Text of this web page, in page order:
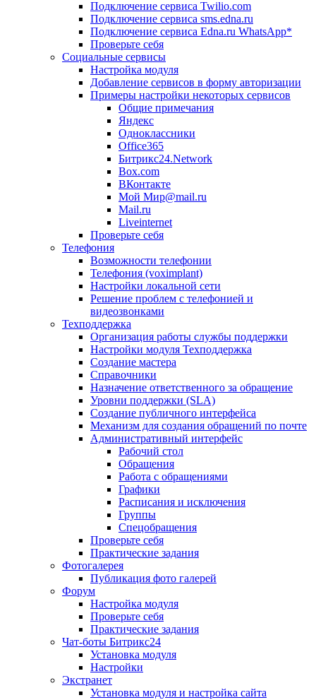
Подключение сервиса Twilio.com
Подключение сервиса sms.edna.ru
Подключение сервиса Edna.ru WhatsApp*
Проверьте себя
Социальные сервисы
Настройка модуля
Добавление сервисов в форму авторизации
Примеры настройки некоторых сервисов
Общие примечания
Яндекс
Одноклассники
Office365
Битрикс24.Network
Box.com
ВКонтакте
Мой Мир@mail.ru
Mail.ru
Liveinternet
Проверьте себя
Телефония
Возможности телефонии
Телефония (voximplant)
Настройки локальной сети
Решение проблем с телефонией и
видеозвонками
Техподдержка
Организация работы службы поддержки
Настройки модуля Техподдержка
Создание мастера
Справочники
Назначение ответственного за обращение
Уровни поддержки (SLA)
Создание публичного интерфейса
Механизм для создания обращений по почте
Административный интерфейс
Рабочий стол
Обращения
Работа с обращениями
Графики
Расписания и исключения
Группы
Спецобращения
Проверьте себя
Практические задания
Фотогалерея
Публикация фото галерей
Форум
Настройка модуля
Проверьте себя
Практические задания
Чат-боты Битрикс24
Установка модуля
Настройки
Экстранет
Установка модуля и настройка сайта